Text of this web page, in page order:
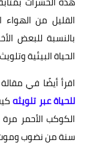
القليل من
بالنسبة للبعض
الحياة البيئية
اقرأ أيضًا في
للحياة عبر تلويثه
سنة من نضوب وموت